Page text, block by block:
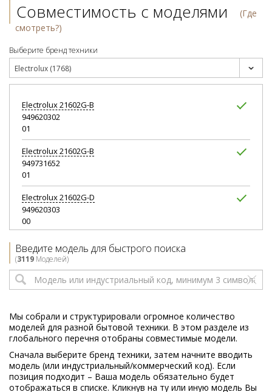
Совместимость с моделями
(Где
смотреть?)
Выберите бренд техники
Electrolux (1768)
Electrolux21602G-B
949620302
01
Electrolux21602G-B
949731652
01
Electrolux21602G-D
949620303
00
949731653
01
Electrolux21602G-M
02
Electrolux21602G-M
00
Electrolux21602G-M
Введите модель для быстрого поиска
(3119 Моделей)
Мы собрали и структурировали огромное количество
моделей для разной бытовой техники. В этом разделе из
глобального перечня отобраны совместимые модели.
Сначала выберите бренд техники, затем начните вводить
модель (или индустриальный/коммерческий код). Если
позиция подходит – Ваша модель обязательно будет
отображаться в списке. Кликнув на ту или иную модель Вы